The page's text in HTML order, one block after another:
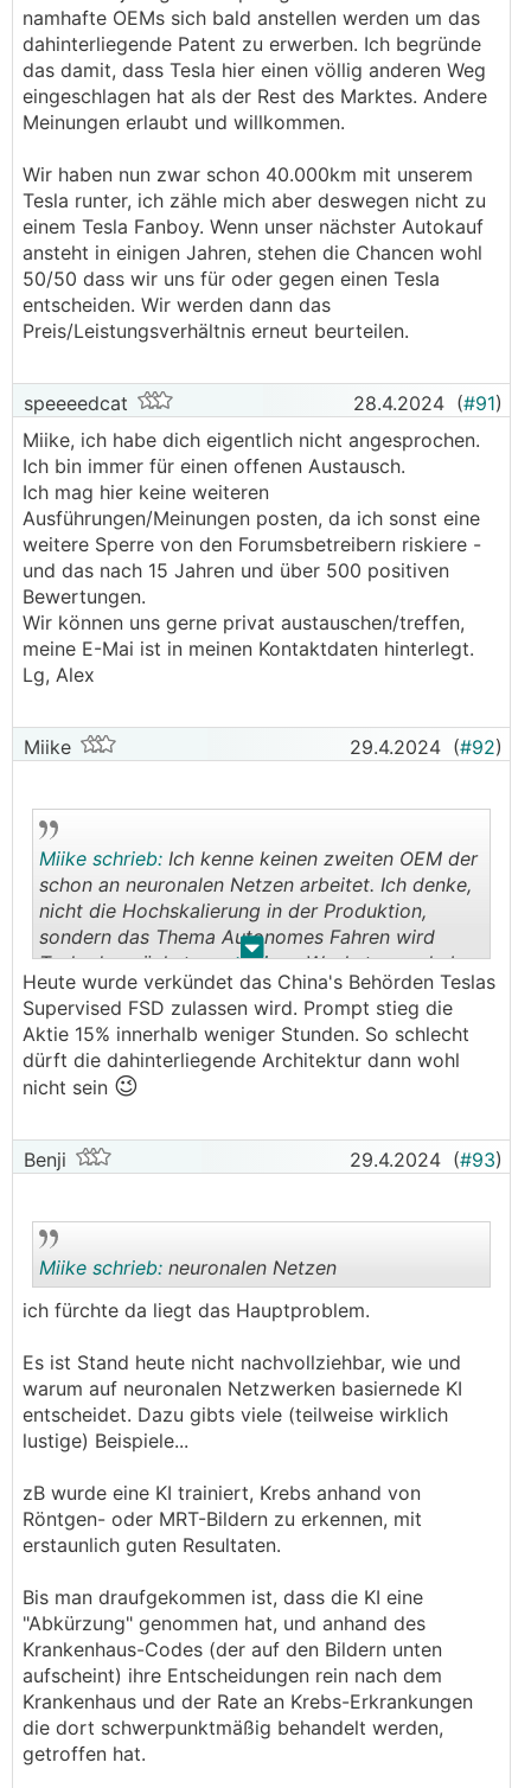
namhafte OEMs sich bald anstellen werden um das
dahinterliegende Patent zu erwerben. Ich begründe
das damit, dass Tesla hier einen völlig anderen Weg
eingeschlagen hat als der Rest des Marktes. Andere
Meinungen erlaubt und willkommen.
Wir haben nun zwar schon 40.000km mit unserem
Tesla runter, ich zähle mich aber deswegen nicht zu
einem Tesla Fanboy. Wenn unser nächster Autokauf
ansteht in einigen Jahren, stehen die Chancen wohl
50/50 dass wir uns für oder gegen einen Tesla
entscheiden. Wir werden dann das
Preis/Leistungsverhältnis erneut beurteilen.
speeeedcat 28.4.2024 (#91)
Miike, ich habe dich eigentlich nicht angesprochen.
Ich bin immer für einen offenen Austausch.
Ich mag hier keine weiteren
Ausführungen/Meinungen posten, da ich sonst eine
weitere Sperre von den Forumsbetreibern riskiere -
und das nach 15 Jahren und über 500 positiven
Bewertungen.
Wir können uns gerne privat austauschen/treffen,
meine E-Mai ist in meinen Kontaktdaten hinterlegt.
Lg, Alex
Miike 29.4.2024 (#92)
. .
Miike schrieb: Ich kenne keinen zweiten OEM der
schon an neuronalen Netzen arbeitet. Ich denke,
nicht die Hochskalierung in der Produktion,
sondern das Thema Autonomes Fahren wird
Tesla den nächsten massiven Wachstumsschub
bereiten.
Heute wurde verkündet das China's Behörden Teslas
Supervised FSD zulassen wird. Prompt stieg die
Aktie 15% innerhalb weniger Stunden. So schlecht
dürft die dahinterliegende Architektur dann wohl
nicht sein 😉
Benji 29.4.2024 (#93)
.
Miike schrieb: neuronalen Netzen
ich fürchte da liegt das Hauptproblem.
Es ist Stand heute nicht nachvollziehbar, wie und
warum auf neuronalen Netzwerken basiernede KI
entscheidet. Dazu gibts viele (teilweise wirklich
lustige) Beispiele...
zB wurde eine KI trainiert, Krebs anhand von
Röntgen- oder MRT-Bildern zu erkennen, mit
erstaunlich guten Resultaten.
Bis man draufgekommen ist, dass die KI eine
"Abkürzung" genommen hat, und anhand des
Krankenhaus-Codes (der auf den Bildern unten
aufscheint) ihre Entscheidungen rein nach dem
Krankenhaus und der Rate an Krebs-Erkrankungen
die dort schwerpunktmäßig behandelt werden,
getroffen hat.